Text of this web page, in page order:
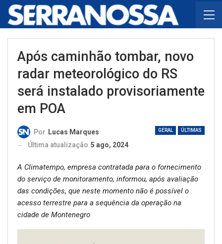
Após caminhão tombar, novo
radar meteorológico do RS
será instalado provisoriamente
em POA
GERAL ÚLTIMAS
Por Lucas Marques
Última atualização 5 ago, 2024
A Climatempo, empresa contratada para o fornecimento
do serviço de monitoramento, informou, após avaliação
das condições, que neste momento não é possível o
acesso terrestre para a sequência da operação na
cidade de Montenegro